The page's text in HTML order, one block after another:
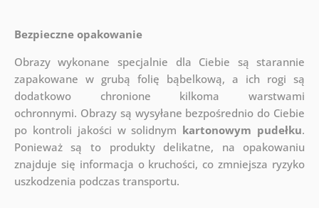
Bezpieczne opakowanie
Obrazy wykonane specjalnie dla Ciebie są starannie
zapakowane w grubą folię bąbelkową, a ich rogi są
dodatkowo chronione kilkoma warstwami
ochronnymi. Obrazy są wysyłane bezpośrednio do Ciebie
po kontroli jakości w solidnym kartonowym pudełku.
Ponieważ są to produkty delikatne, na opakowaniu
znajduje się informacja o kruchości, co zmniejsza ryzyko
uszkodzenia podczas transportu.